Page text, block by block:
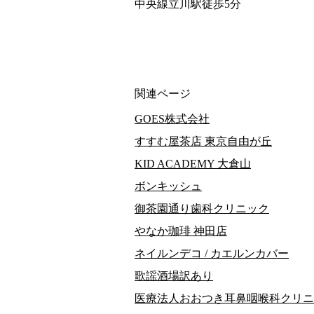
中央線立川駅徒歩5分
関連ページ
GOES株式会社
すすむ屋茶店 東京自由が丘
KID ACADEMY 大倉山
ボンキッシュ
御茶園通り歯科クリニック
やなか珈琲 神田店
ネイルンデコ / カエルンカバー
歌謡酒場訳あり
医療法人おおつき耳鼻咽喉科クリ